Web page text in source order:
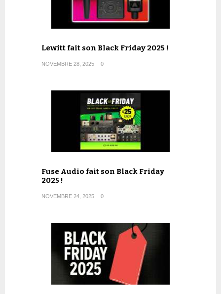
Lewitt fait son Black Friday 2025 !
NOVEMBRE 28, 2025 0
Fuse Audio fait son Black Friday
2025 !
NOVEMBRE 24, 2025 0